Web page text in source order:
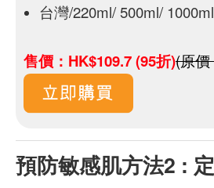
台灣/220ml/ 500ml/ 1000ml
售價：HK$109.7 (95折)(原價
預防敏感肌方法2 :